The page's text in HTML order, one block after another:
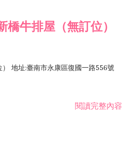
橋牛排屋（無訂位）
地址:臺南市永康區復國一路556號
閱讀完整內容